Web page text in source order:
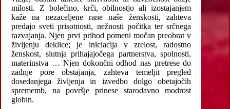
milosti. Z bolečino, krči, obilnostjo ali izostajanjem
kaže na nezaceljene rane naše ženskosti, zahteva
predajo sveti prisotnosti, nežnosti počitka ter srčnega
razvajanja. Njen prvi prihod pomeni močan preobrat v
življenju deklice; je iniciacija v zrelost, radostno
ženskost, slutnja prihajajočega partnerstva, spolnosti,
materinstva … Njen dokončni odhod nas pretrese do
zadnje pore obstajanja, zahteva temeljit pregled
dosedanjega življenja in izvedbo dolgo obetajočih
sprememb, na površje prinese starodavno modrost
globin.